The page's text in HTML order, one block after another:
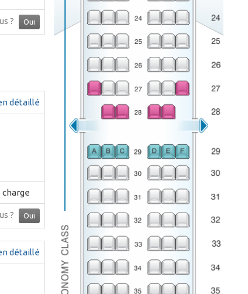
? Oui
détaillé
? Oui
détaillé